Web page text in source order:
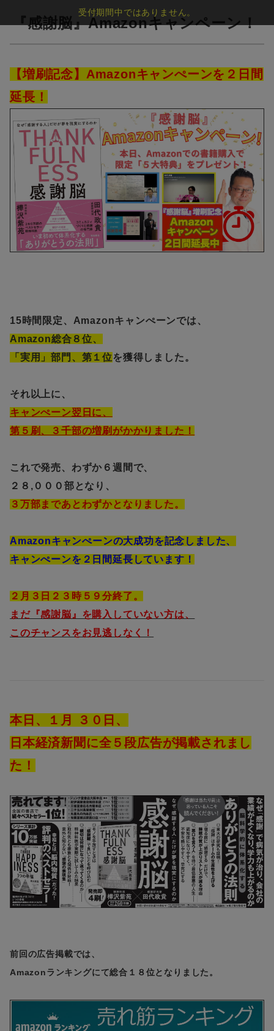
『感謝脳』Amazonキャンペーン！
【増刷記念】Amazonキャンぺーンを２日間
延長！
15時間限定、Amazonキャンぺーンでは、
Amazon総合８位、
「実用」部門、第１位を獲得しました。
それ以上に、
キャンぺーン翌日に、
第５刷、３千部の増刷がかかりました！
これで発売、わずか６週間で、
２８,０００部となり、
３万部まであとわずかとなりました。
Amazonキャンぺーンの大成功を記念しました、
キャンぺーンを２日間延長しています！
２月３日２３時５９分終了。
まだ『感謝脳』を購入していない方は、
このチャンスをお見逃しなく！
本日、１月 ３０日、
日本経済新聞に全５段広告が掲載されまし
た！
前回の広告掲載では、
Amazonランキングにて総合１８位となりました。
受付期間中ではありません。